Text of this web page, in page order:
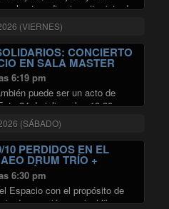
al extraordinario guitarrista de
y al baterista Jimmy
junto a Hugo Rojas en
Campos en piano, …
"JORGE DÍAZ CUARTETO EN
(VIERNES)
CONCIERTO
EN SALA MASTER
6:19 pm
puede ser un acto de
24 de julio, a las 18:30
Master de Radio Universidad
sus puertas para un concierto
a …Continuar leyendo
(SÁBADO)
10 PERDIDOS EN EL
DRUM TRÍO +
EN SALA
6:30 pm
Espacio con el propósito de
de creación musical libre,